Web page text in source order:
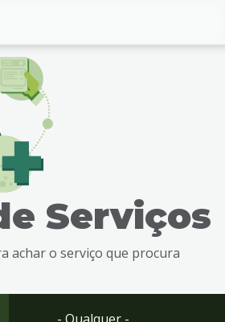
Serviços
achar o serviço que procura